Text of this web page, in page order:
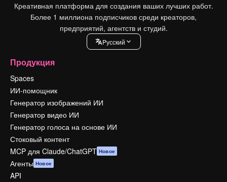
Креативная платформа для создания ваших лучших работ.
Более 1 миллиона подписчиков среди креаторов,
предприятий, агентств и студий.
Pусский
Продукция
Spaces
ИИ-помощник
Генератор изображений ИИ
Генератор видео ИИ
Генератор голоса на основе ИИ
Стоковый контент
MCP для Claude/ChatGPT Новое
Агенты Новое
API